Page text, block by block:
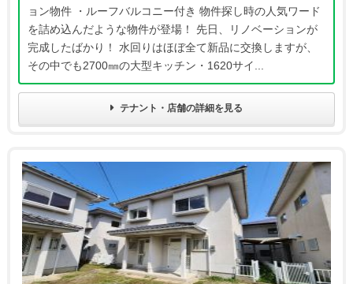
ョン物件 ・ルーフバルコニー付き 物件探し時の人気ワード
を詰め込んだような物件が登場！ 先日、リノベーションが
完成したばかり！ 水回りはほぼ全て新品に交換しますが、
その中でも2700㎜の大型キッチン・1620サイ...
テナント・店舗の詳細を見る